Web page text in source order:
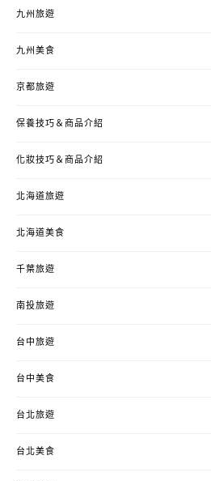
九州旅遊
九州美食
京都旅遊
保養技巧＆商品介紹
化妝技巧＆商品介紹
北海道旅遊
北海道美食
千葉旅遊
南投旅遊
台中旅遊
台中美食
台北旅遊
台北美食